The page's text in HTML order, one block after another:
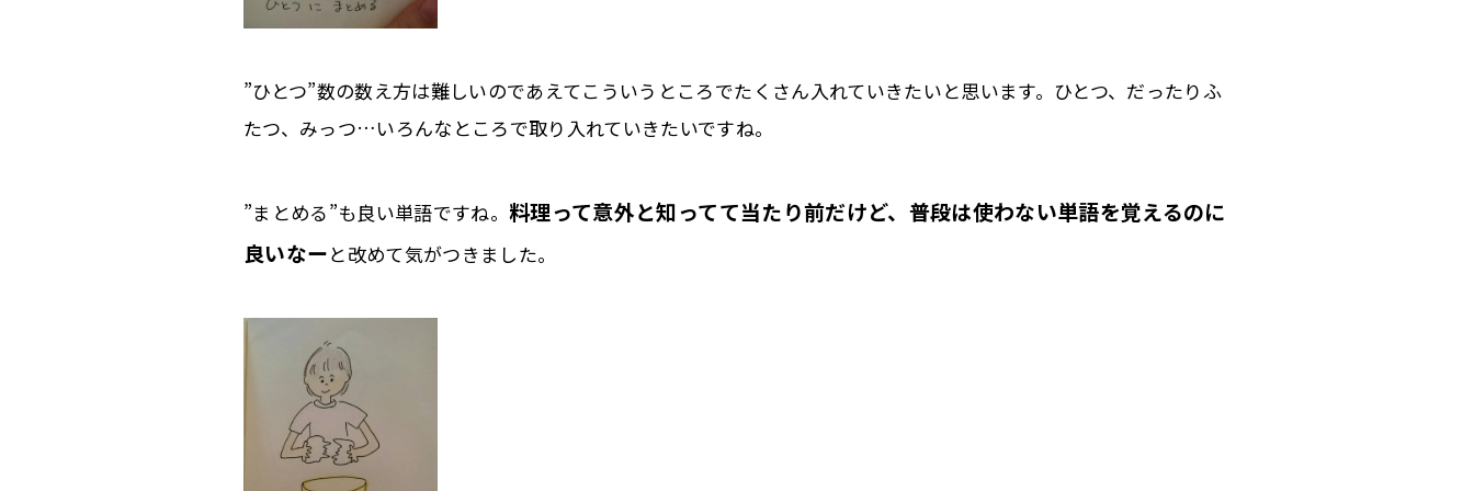
”ひとつ”数の数え方は難しいのであえてこういうところでたくさん入れていきたいと思います。ひとつ、だったりふ
たつ、みっつ…いろんなところで取り入れていきたいですね。
”まとめる”も良い単語ですね。料理って意外と知ってて当たり前だけど、普段は使わない単語を覚えるのに
良いなーと改めて気がつきました。